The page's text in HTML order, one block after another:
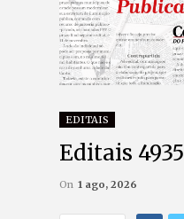
EDITAIS
Editais 4935
On 1 ago, 2026